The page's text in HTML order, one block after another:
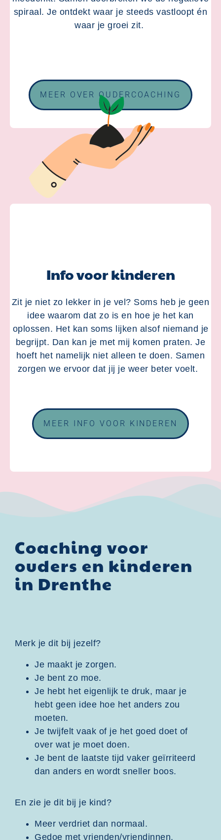
spiraal. Je ontdekt waar je steeds vastloopt én
waar je groei zit.
MEER OVER OUDERCOACHING
Info voor kinderen
Zit je niet zo lekker in je vel? Soms heb je geen
idee waarom dat zo is en hoe je het kan
oplossen. Het kan soms lijken alsof niemand je
begrijpt. Dan kan je met mij komen praten. Je
hoeft het namelijk niet alleen te doen. Samen
zorgen we ervoor dat jij je weer beter voelt.
MEER INFO VOOR KINDEREN
Coaching voor
ouders en kinderen
in Drenthe
Merk je dit bij jezelf?
Je maakt je zorgen.
Je bent zo moe.
Je hebt het eigenlijk te druk, maar je
hebt geen idee hoe het anders zou
moeten.
Je twijfelt vaak of je het goed doet of
over wat je moet doen.
Je bent de laatste tijd vaker geïrriteerd
dan anders en wordt sneller boos.
En zie je dit bij je kind?
Meer verdriet dan normaal.
Gedoe met vrienden/vriendinnen.